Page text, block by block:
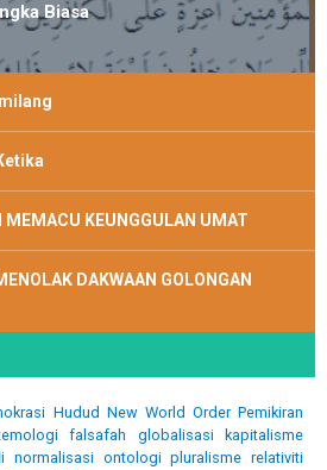
Biasa
MEMACU KEUNGGULAN UMAT
DAKWAAN GOLONGAN
Hudud New World Order Pemikiran
falsafah globalisasi
kapitalisme
normalisasi ontologi pluralisme relativiti